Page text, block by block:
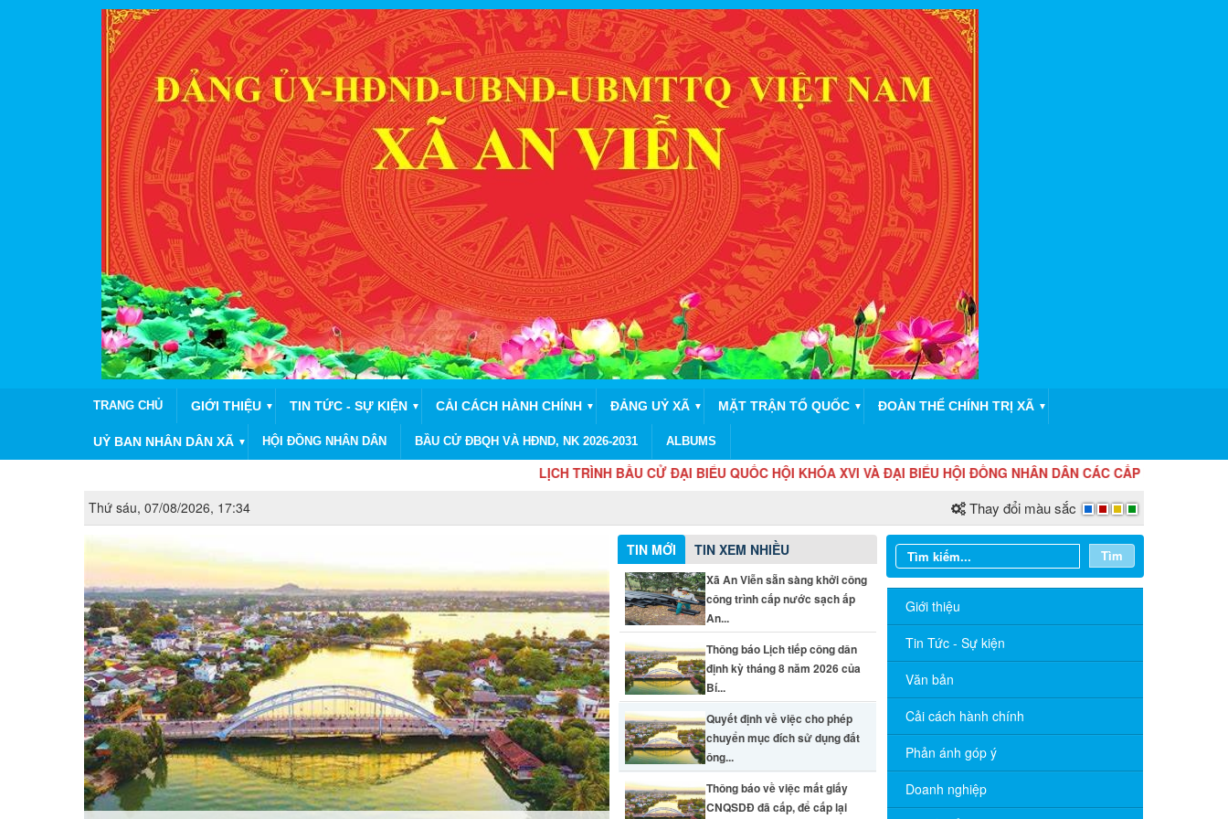
TRANG CHỦ GIỚI THIỆU ▼ TIN TỨC - SỰ KIỆN ▼ CẢI CÁCH HÀNH CHÍNH ▼ ĐẢNG UỶ XÃ ▼ MẶT TRẬN TỔ QUỐC ▼ ĐOÀN THỂ CHÍNH TRỊ XÃ ▼
UỶ BAN NHÂN DÂN XÃ ▼ HỘI ĐỒNG NHÂN DÂN BẦU CỬ ĐBQH VÀ HĐND, NK 2026-2031 ALBUMS
LỊCH TRÌNH BẦU CỬ ĐẠI BIỂU QUỐC HỘI KHÓA XVI VÀ ĐẠI BIỂU HỘI ĐỒNG NHÂN DÂN CÁC CẤP NHIỆM KỲ 2026 - 2031
Thứ sáu, 07/08/2026, 17:34
Thay đổi màu sắc
TIN MỚI TIN XEM NHIỀU
Xã An Viễn sẵn sàng khởi công
công trình cấp nước sạch ấp
An...
Thông báo Lịch tiếp công dân
định kỳ tháng 8 năm 2026 của
Bí...
Quyết định về việc cho phép
chuyển mục đích sử dụng đất
ông...
Thông báo về việc mất giấy
CNQSDĐ đã cấp, để cấp lại
Tìm
Giới thiệu
Tin Tức - Sự kiện
Văn bản
Cải cách hành chính
Phản ánh góp ý
Doanh nghiệp
Thông báo Lịch tiếp công dân định kỳ